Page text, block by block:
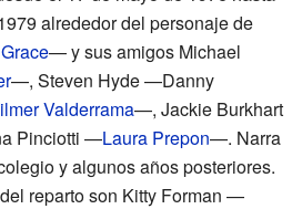
alrededor del personaje de
— y sus amigos Michael
—, Steven Hyde —Danny
Valderrama—, Jackie Burkhart
Pinciotti —Laura Prepon—. Narra
y algunos años posteriores.
reparto son Kitty Forman —